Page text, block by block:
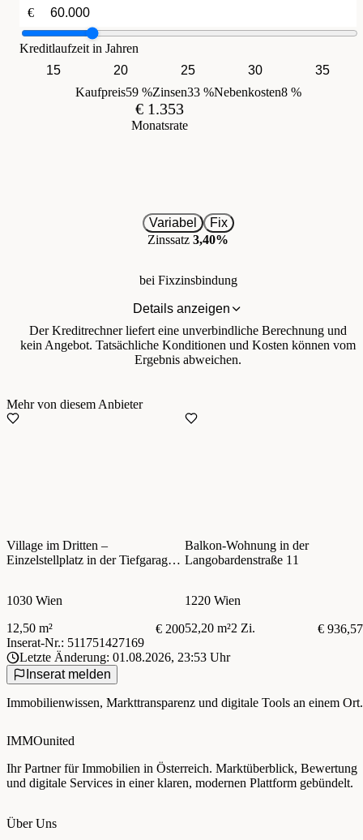
€
Kreditlaufzeit in Jahren
15
20 25 30
35
Kaufpreis59 %Zinsen33 %Nebenkosten8 %
€ 1.353
Monatsrate
Variabel
Fix
Zinssatz 3,40%
bei Fixzinsbindung
Details anzeigen
Der Kreditrechner liefert eine unverbindliche Berechnung und
kein Angebot. Tatsächliche Konditionen und Kosten können vom
Ergebnis abweichen.
Mehr von diesem Anbieter
Village im Dritten –
Einzelstellplatz in der Tiefgarage –
1030 Wien
12,50 m²
€ 200
Balkon-Wohnung in der
Langobardenstraße 11
1220 Wien
52,20 m²2 Zi.
€ 936,57
Inserat-Nr.: 511751427169
Letzte Änderung: 01.08.2026, 23:53 Uhr
Inserat melden
Immobilienwissen, Markttransparenz und digitale Tools an einem Ort.
IMMOunited
Ihr Partner für Immobilien in Österreich. Marktüberblick, Bewertung
und digitale Services in einer klaren, modernen Plattform gebündelt.
Über Uns